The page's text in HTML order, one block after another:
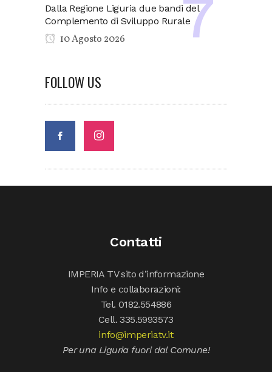
Dalla Regione Liguria due bandi del
Complemento di Sviluppo Rurale
10 Agosto 2026
FOLLOW US
Contatti
IMPERIA TV sito d’informazione
Info e collaborazioni:
Tel. 0182.554886
Cell. 335.5993573
info@imperiatv.it
Per una Liguria fuori dal Comune!